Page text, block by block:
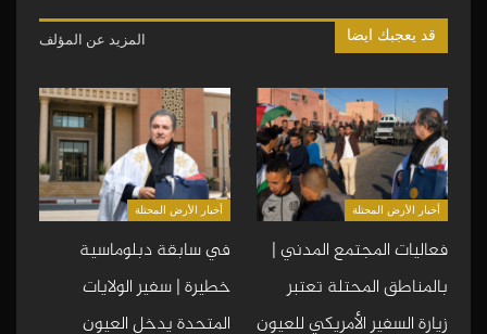
قد يعجبك ايضا المزيد عن المؤلف
أخبار الأرض المحتلة
فعاليات المجتمع المدني |
بالمناطق المحتلة تعتبر
زيارة السفير الأمريكي للعيون
أخبار الأرض المحتلة
في سابقة دبلوماسية
خطيرة | سفير الولايات
المتحدة يدخل العيون